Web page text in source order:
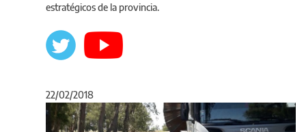
estratégicos de la provincia.
22/02/2018
Anterior